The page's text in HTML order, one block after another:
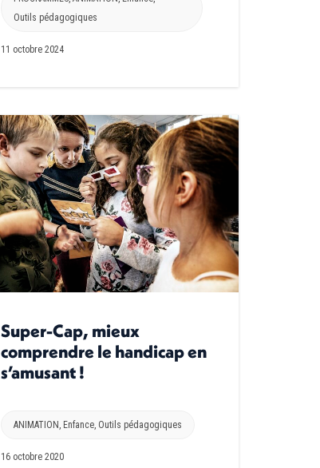
Outils pédagogiques
11 octobre 2024
Super-Cap, mieux
comprendre le handicap en
s’amusant !
ANIMATION Enfance, Outils pédagogiques
16 octobre 2020